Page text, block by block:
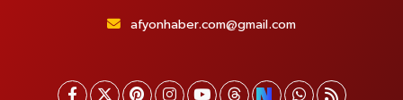
afyonhaber.com@gmail.com